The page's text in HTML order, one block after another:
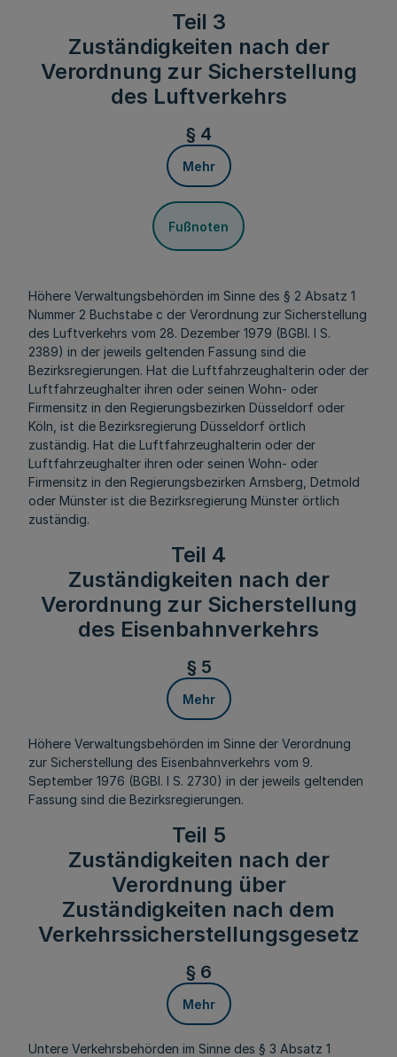
Teil 3
Zuständigkeiten nach der
Verordnung zur Sicherstellung
des Luftverkehrs
§ 4
Mehr
Fußnoten
Höhere Verwaltungsbehörden im Sinne des § 2 Absatz 1
Nummer 2 Buchstabe c der Verordnung zur Sicherstellung
des Luftverkehrs vom 28. Dezember 1979 (BGBl. I S.
2389) in der jeweils geltenden Fassung sind die
Bezirksregierungen. Hat die Luftfahrzeughalterin oder der
Luftfahrzeughalter ihren oder seinen Wohn- oder
Firmensitz in den Regierungsbezirken Düsseldorf oder
Köln, ist die Bezirksregierung Düsseldorf örtlich
zuständig. Hat die Luftfahrzeughalterin oder der
Luftfahrzeughalter ihren oder seinen Wohn- oder
Firmensitz in den Regierungsbezirken Arnsberg, Detmold
oder Münster ist die Bezirksregierung Münster örtlich
zuständig.
Teil 4
Zuständigkeiten nach der
Verordnung zur Sicherstellung
des Eisenbahnverkehrs
§ 5
Mehr
Höhere Verwaltungsbehörden im Sinne der Verordnung
zur Sicherstellung des Eisenbahnverkehrs vom 9.
September 1976 (BGBl. I S. 2730) in der jeweils geltenden
Fassung sind die Bezirksregierungen.
Teil 5
Zuständigkeiten nach der
Verordnung über
Zuständigkeiten nach dem
Verkehrssicherstellungsgesetz
§ 6
Mehr
Untere Verkehrsbehörden im Sinne des § 3 Absatz 1